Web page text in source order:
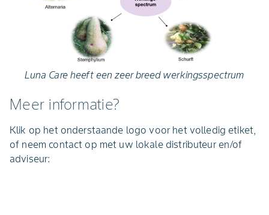
Luna Care heeft een zeer breed werkingsspectrum
Meer informatie?
Klik op het onderstaande logo voor het volledig etiket,
of neem contact op met uw lokale distributeur en/of
adviseur: